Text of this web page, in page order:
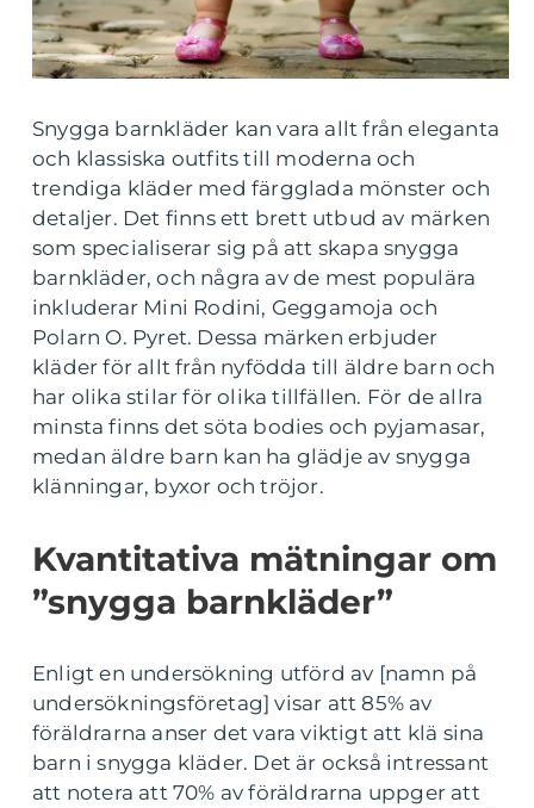
Snygga barnkläder kan vara allt från eleganta
och klassiska outfits till moderna och
trendiga kläder med färgglada mönster och
detaljer. Det finns ett brett utbud av märken
som specialiserar sig på att skapa snygga
barnkläder, och några av de mest populära
inkluderar Mini Rodini, Geggamoja och
Polarn O. Pyret. Dessa märken erbjuder
kläder för allt från nyfödda till äldre barn och
har olika stilar för olika tillfällen. För de allra
minsta finns det söta bodies och pyjamasar,
medan äldre barn kan ha glädje av snygga
klänningar, byxor och tröjor.
Kvantitativa mätningar om
”snygga barnkläder”
Enligt en undersökning utförd av [namn på
undersökningsföretag] visar att 85% av
föräldrarna anser det vara viktigt att klä sina
barn i snygga kläder. Det är också intressant
att notera att 70% av föräldrarna uppger att